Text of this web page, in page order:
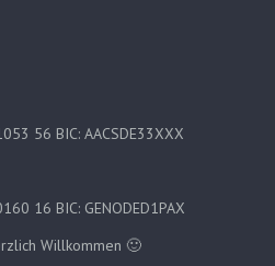
56 BIC: AACSDE33XXX
16 BIC: GENODED1PAX
Willkommen 🙂